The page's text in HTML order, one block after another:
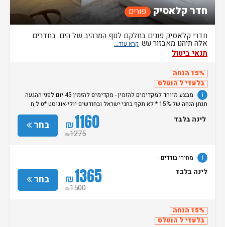
חדר קלאסיק פורים
חדרי קלאסיק פונים בחלקם לנוף המרהיב של הים. בחדרים
אלה תיהנו מאבזור עש
תנאי ביטול
15% הנחה
בלעדי ל הוטלס
i
מבצע מיוחד למקדימים להזמין - מקדימים להזמין 45 יום לפני ההגעה
תנתן הנחה של 15% * לא תקף בחגי ישראל ובחודשים יולי-אוגוסט *ט.ל.ח
בחר ₪1160
₪1275
לינה בלבד
i מחירי בודדים -
בחר ₪1365
₪1500
לינה בלבד
15% הנחה
בלעדי ל הוטלס